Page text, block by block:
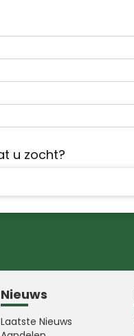
u zocht?
Nieuws
Laatste Nieuws